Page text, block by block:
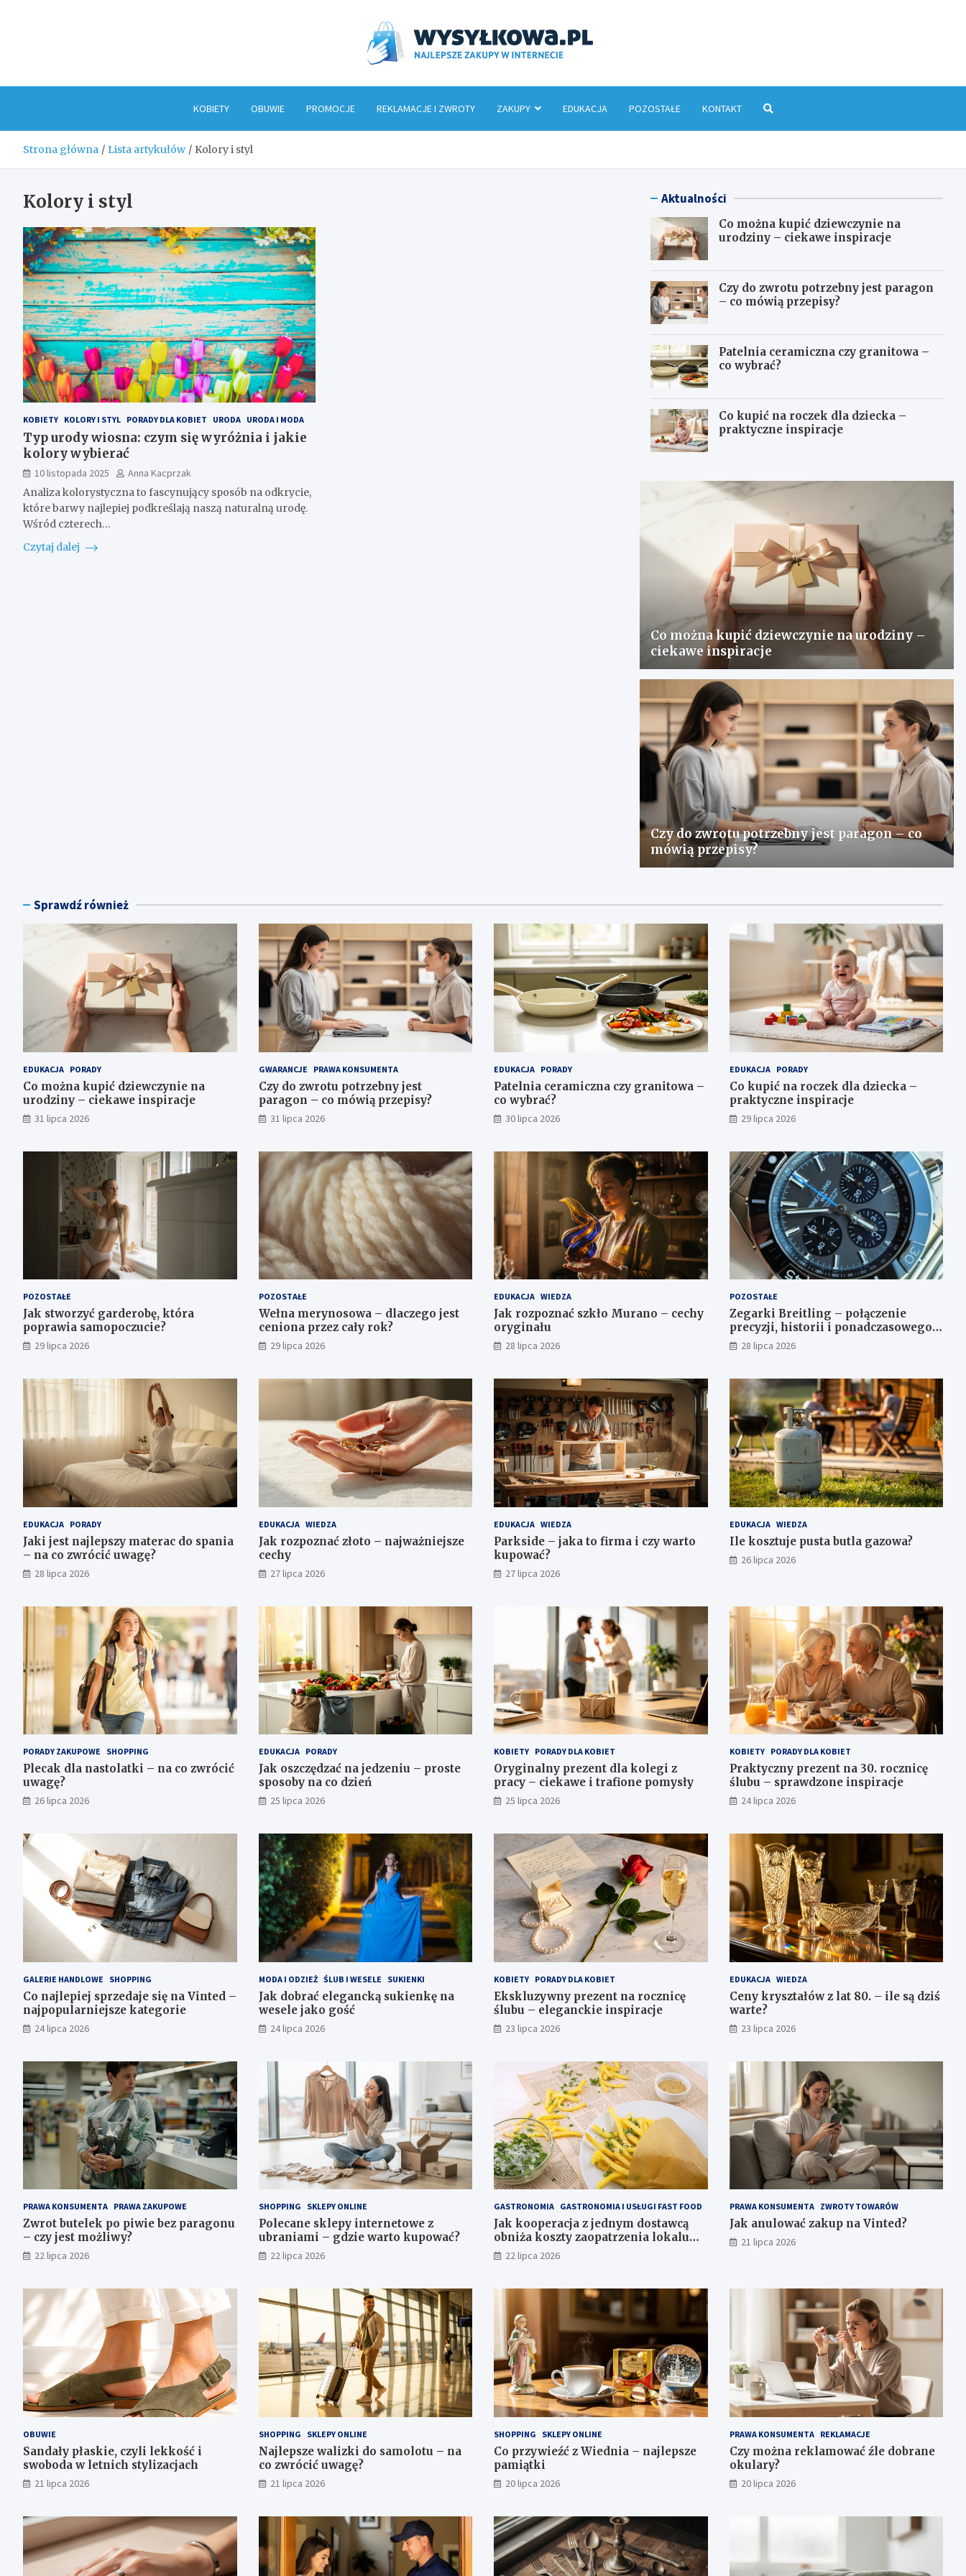
KOBIETY OBUWIE PROMOCJE REKLAMACJE I ZWROTY ZAKUPY EDUKACJA POZOSTAŁE KONTAKT
Strona główna Lista artykułów Kolory i styl
Kolory i styl
KOBIETY KOLORY I STYL PORADY DLA KOBIET URODA URODA I MODA
Typ urody wiosna: czym się wyróżnia i jakie
kolory wybierać
10 listopada 2025
Anna Kacprzak
Analiza kolorystyczna to fascynujący sposób na odkrycie,
które barwy najlepiej podkreślają naszą naturalną urodę.
Wśród czterech…
Czytaj dalej
Aktualności
Co można kupić dziewczynie na
urodziny – ciekawe inspiracje
Czy do zwrotu potrzebny jest paragon
– co mówią przepisy?
Patelnia ceramiczna czy granitowa –
co wybrać?
Co kupić na roczek dla dziecka –
praktyczne inspiracje
Co można kupić dziewczynie na urodziny –
ciekawe inspiracje
Czy do zwrotu potrzebny jest paragon – co
mówią przepisy?
Sprawdź również
EDUKACJA PORADY
Co można kupić dziewczynie na
urodziny – ciekawe inspiracje
31 lipca 2026
GWARANCJE PRAWA KONSUMENTA
Czy do zwrotu potrzebny jest
paragon – co mówią przepisy?
31 lipca 2026
EDUKACJA PORADY
Patelnia ceramiczna czy granitowa –
co wybrać?
30 lipca 2026
EDUKACJA PORADY
Co kupić na roczek dla dziecka –
praktyczne inspiracje
29 lipca 2026
POZOSTAŁE
Jak stworzyć garderobę, która
poprawia samopoczucie?
29 lipca 2026
POZOSTAŁE
Wełna merynosowa – dlaczego jest
ceniona przez cały rok?
29 lipca 2026
EDUKACJA WIEDZA
Jak rozpoznać szkło Murano – cechy
oryginału
28 lipca 2026
POZOSTAŁE
Zegarki Breitling – połączenie
precyzji, historii i ponadczasowego
stylu28 lipca 2026
EDUKACJA PORADY
Jaki jest najlepszy materac do spania
– na co zwrócić uwagę?
28 lipca 2026
EDUKACJA WIEDZA
Jak rozpoznać złoto – najważniejsze
cechy
27 lipca 2026
EDUKACJA WIEDZA
Parkside – jaka to firma i czy warto
kupować?
27 lipca 2026
EDUKACJA WIEDZA
Ile kosztuje pusta butla gazowa?
26 lipca 2026
PORADY ZAKUPOWE SHOPPING
Plecak dla nastolatki – na co zwrócić
uwagę?
26 lipca 2026
EDUKACJA PORADY
Jak oszczędzać na jedzeniu – proste
sposoby na co dzień
25 lipca 2026
KOBIETY PORADY DLA KOBIET
Oryginalny prezent dla kolegi z
pracy – ciekawe i trafione pomysły
25 lipca 2026
KOBIETY PORADY DLA KOBIET
Praktyczny prezent na 30. rocznicę
ślubu – sprawdzone inspiracje
24 lipca 2026
GALERIE HANDLOWE SHOPPING
Co najlepiej sprzedaje się na Vinted –
najpopularniejsze kategorie
24 lipca 2026
MODA I ODZIEŻ ŚLUB I WESELE SUKIENKI
Jak dobrać elegancką sukienkę na
wesele jako gość
24 lipca 2026
KOBIETY PORADY DLA KOBIET
Ekskluzywny prezent na rocznicę
ślubu – eleganckie inspiracje
23 lipca 2026
EDUKACJA WIEDZA
Ceny kryształów z lat 80. – ile są dziś
warte?
23 lipca 2026
PRAWA KONSUMENTA PRAWA ZAKUPOWE
Zwrot butelek po piwie bez paragonu
– czy jest możliwy?
22 lipca 2026
SHOPPING SKLEPY ONLINE
Polecane sklepy internetowe z
ubraniami – gdzie warto kupować?
22 lipca 2026
GASTRONOMIA GASTRONOMIA I USŁUGI FAST FOOD
Jak kooperacja z jednym dostawcą
obniża koszty zaopatrzenia lokalu
gastronomicznego
22 lipca 2026
PRAWA KONSUMENTA ZWROTY TOWARÓW
Jak anulować zakup na Vinted?
21 lipca 2026
OBUWIE
Sandały płaskie, czyli lekkość i
swoboda w letnich stylizacjach
21 lipca 2026
SHOPPING SKLEPY ONLINE
Najlepsze walizki do samolotu – na
co zwrócić uwagę?
21 lipca 2026
SHOPPING SKLEPY ONLINE
Co przywieźć z Wiednia – najlepsze
pamiątki
20 lipca 2026
PRAWA KONSUMENTA REKLAMACJE
Czy można reklamować źle dobrane
okulary?
20 lipca 2026